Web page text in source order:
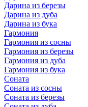
Дарина из березы
Дарина из дуба
Дарина из бука
Гармония
Гармония из сосны
Гармония из березы
Гармония из дуба
Гармония из бука
Соната
Соната из сосны
Соната из березы